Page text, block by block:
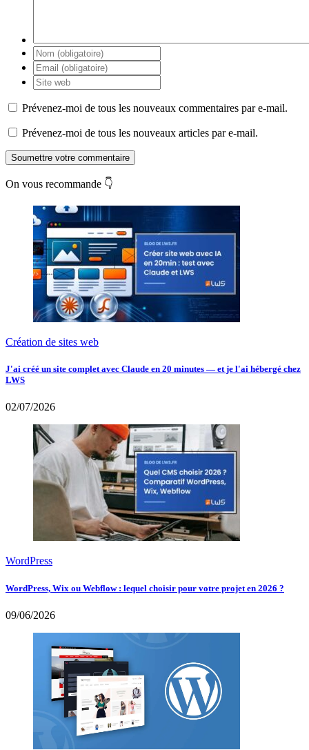
Prévenez-moi de tous les nouveaux commentaires par e-mail.
Prévenez-moi de tous les nouveaux articles par e-mail.
Soumettre votre commentaire
On vous recommande 👇
Création de sites web
J'ai créé un site complet avec Claude en 20 minutes — et je l'ai hébergé chez
LWS
02/07/2026
WordPress
WordPress, Wix ou Webflow : lequel choisir pour votre projet en 2026 ?
09/06/2026